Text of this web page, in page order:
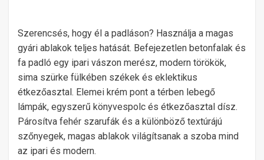
Szerencsés, hogy él a padláson? Használja a magas
gyári ablakok teljes hatását. Befejezetlen betonfalak és
fa padló egy ipari vászon merész, modern törökök,
sima szürke fülkében székek és eklektikus
étkezőasztal. Elemei krém pont a térben lebegő
lámpák, egyszerű könyvespolc és étkezőasztal dísz.
Párosítva fehér szarufák és a különböző textúrájú
szőnyegek, magas ablakok világítsanak a szoba mind
az ipari és modern.